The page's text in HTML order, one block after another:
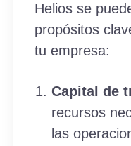
Helios se
propósitos
tu empresa:
Capital de
recursos
las